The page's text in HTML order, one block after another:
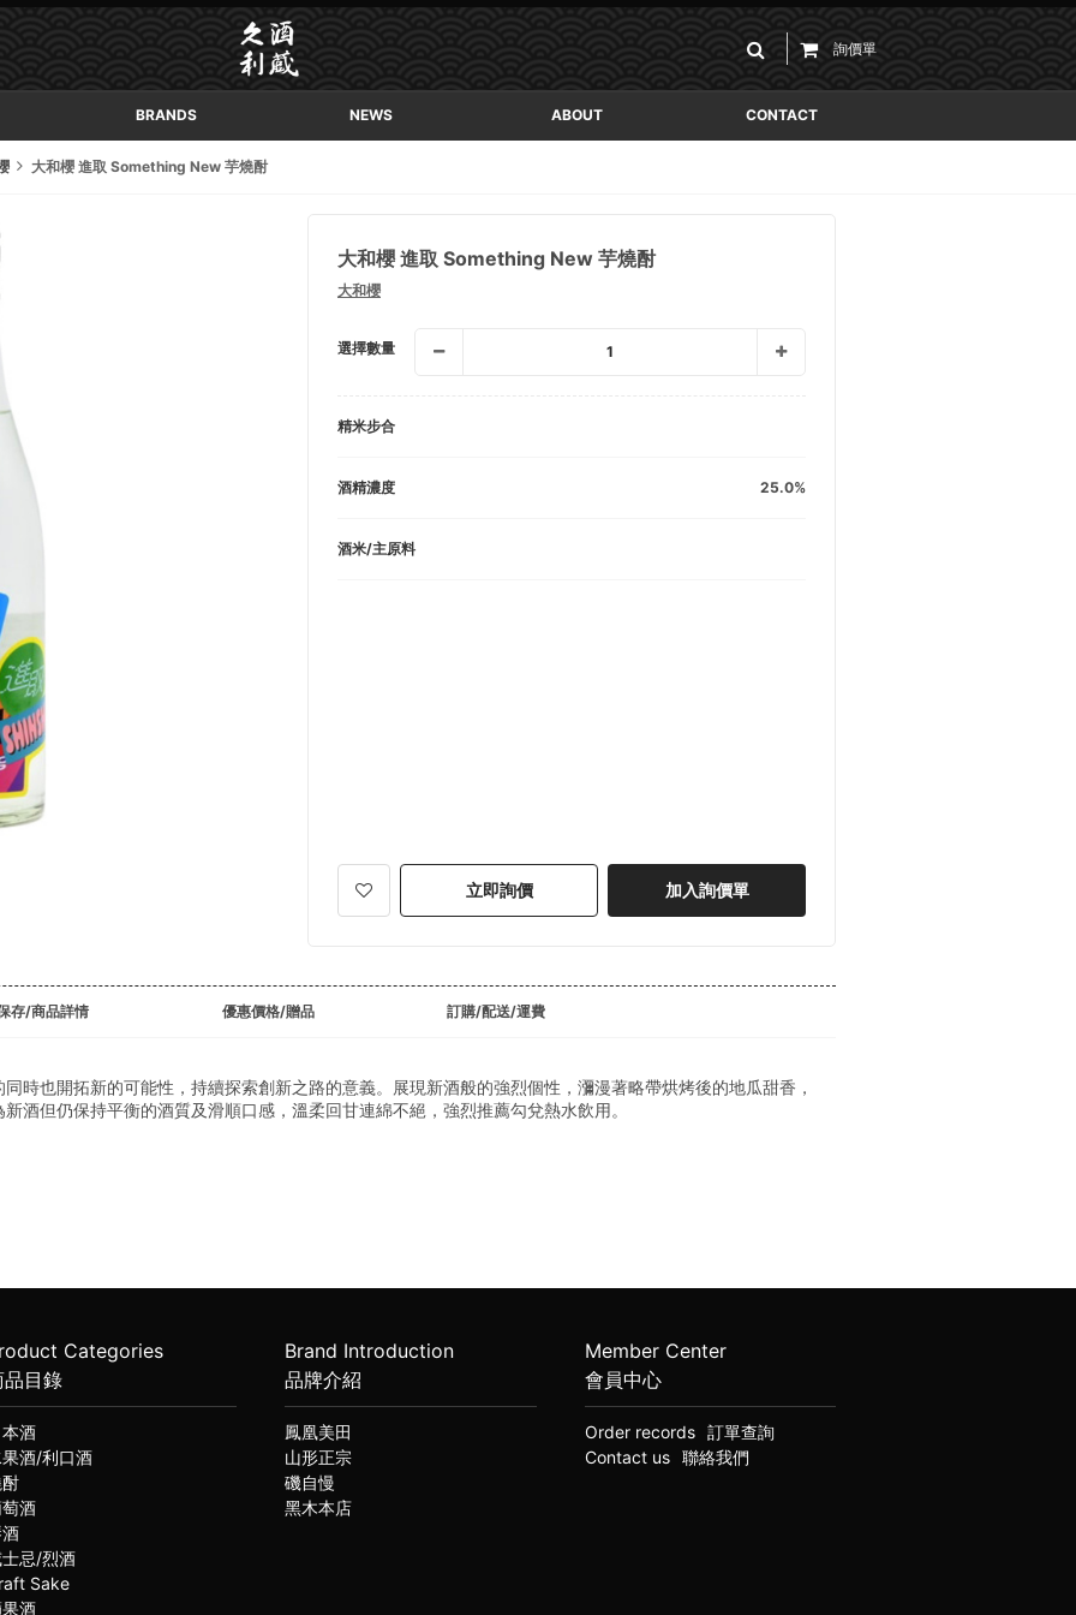
詢價單
BRANDS NEWS ABOUT CONTACT
大和櫻 進取 Something New 芋燒酎
大和櫻 進取 Something New 芋燒酎
大和櫻
選擇數量 1
精米步合
酒精濃度 25.0
酒米/主原料
立即詢價 加入詢價單
存/商品詳情 優惠價格/贈品 訂購/配送/運費
時也開拓新的可能性，持續探索創新之路的意義。展現新酒般的強烈個性，瀰漫著略帶烘烤後的地瓜甜香，
酒但仍保持平衡的酒質及滑順口感，溫柔回甘連綿不絕，強烈推薦勾兌熱水飲用。
Categories
品目錄
酒
酒/利口酒
酒
忌/烈酒
Sake
酒
Brand Introduction
品牌介紹
鳳凰美田
山形正宗
磯自慢
黑木本店
Member Center
會員中心
Order records
訂單查詢
Contact us
聯絡我們